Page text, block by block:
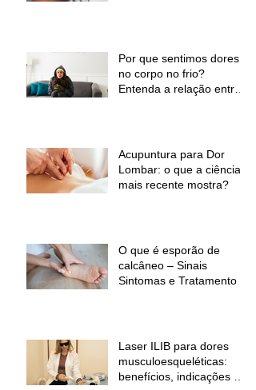
Por que sentimos dores
no corpo no frio?
Entenda a relação entre
Acupuntura para Dor
Lombar: o que a ciência
mais recente mostra?
O que é esporão de
calcâneo – Sinais
Sintomas e Tratamento
Laser ILIB para dores
musculoesqueléticas:
benefícios, indicações e